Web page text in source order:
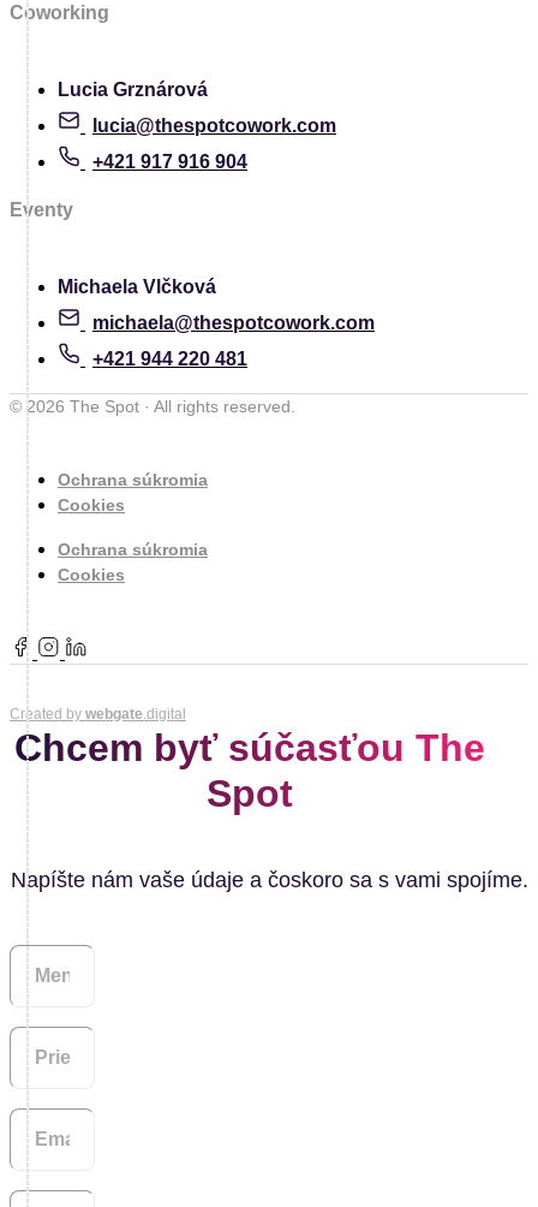
Coworking
Lucia Grznárová
lucia@thespotcowork.com
+421 917 916 904
Eventy
Michaela Vlčková
michaela@thespotcowork.com
+421 944 220 481
© 2026 The Spot · All rights reserved.
Ochrana súkromia
Cookies
Ochrana súkromia
Cookies
Created by webgate.digital
Chcem byť súčasťou The
Spot
Napíšte nám vaše údaje a čoskoro sa s vami spojíme.